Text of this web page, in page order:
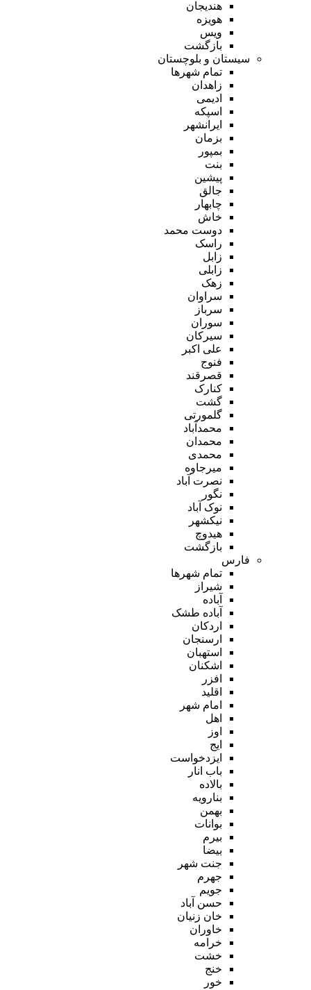
هندیجان
هویزه
ویس
بازگشت
سیستان و بلوچستان
تمام شهر‌ها
زاهدان
ادیمی
اسپکه
ایرانشهر
بزمان
بمپور
بنت
پیشین
جالق
چابهار
خاش
دوست محمد
راسک
زابل
زابلی
زهک
سراوان
سرباز
سوران
سیرکان
علی اکبر
فنوج
قصرقند
کنارک
گشت
گلمورتی
محمدآباد
محمدان
محمدی
میرجاوه
نصرت آباد
نگور
نوک آباد
نیکشهر
هیدوچ
بازگشت
فارس
تمام شهر‌ها
شیراز
آباده
آباده طشک
اردکان
ارسنجان
استهبان
اشکنان
افزر
اقلید
امام شهر
اهل
اوز
ایج
ایزدخواست
باب انار
بالاده
بنارویه
بهمن
بوانات
بیرم
بیضا
جنت شهر
جهرم
جویم
حسن آباد
خان زنیان
خاوران
خرامه
خشت
خنج
خور